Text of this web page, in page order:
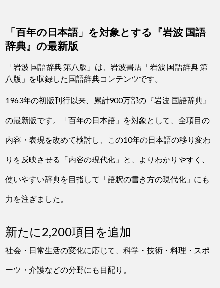
「百年の日本語」を対象とする『岩波 国語
辞典』の最新版
「岩波 国語辞典 第八版」は、岩波書店「岩波 国語辞典 第
八版」を収録した国語辞典コンテンツです。
1963年の初版刊行以来、累計900万部の『岩波 国語辞典』
の最新版です。「百年の日本語」を対象として、全項目の
内容・表現を改めて検討し、この10年の日本語の移り変わ
りを反映させる「内容の現代化」と、よりわかりやすく、
使いやすい辞典を目指して「語釈の書き方の現代化」にも
力を注ぎました。
新たに2,200項目を追加
社会・日常生活の変化に応じて、科学・技術・料理・スポ
ーツ・介護などの分野にも目配り。